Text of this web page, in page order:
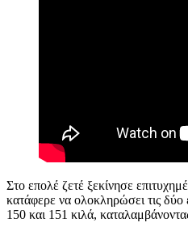
Στο επολέ ζετέ ξεκίνησε
κατάφερε να ολοκληρώσει τις δύο
150 και 151 κιλά,